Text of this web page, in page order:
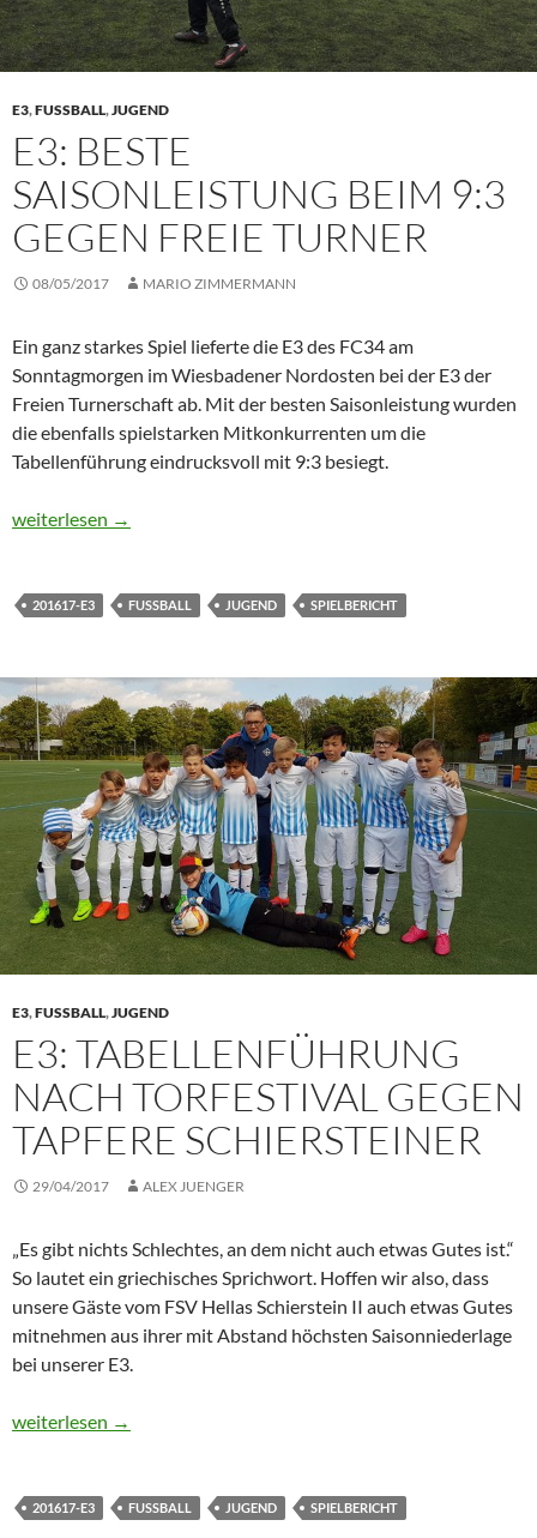
E3,FUSSBALL,JUGEND
E3: BESTE
SAISONLEISTUNG BEIM 9:3
GEGEN FREIE TURNER
08/05/2017 MARIO ZIMMERMANN
Ein ganz starkes Spiel lieferte die E3 des FC34 am
Sonntagmorgen im Wiesbadener Nordosten bei der E3 der
Freien Turnerschaft ab. Mit der besten Saisonleistung wurden
die ebenfalls spielstarken Mitkonkurrenten um die
Tabellenführung eindrucksvoll mit 9:3 besiegt.
E3: Beste Saisonleistung beim 9:3 gegen Freie Turner
weiterlesen →
201617-E3 FUSSBALL JUGEND SPIELBERICHT
E3,FUSSBALL,JUGEND
E3: TABELLENFÜHRUNG
NACH TORFESTIVAL GEGEN
TAPFERE SCHIERSTEINER
29/04/2017 ALEX JUENGER
„Es gibt nichts Schlechtes, an dem nicht auch etwas Gutes ist.“
So lautet ein griechisches Sprichwort. Hoffen wir also, dass
unsere Gäste vom FSV Hellas Schierstein II auch etwas Gutes
mitnehmen aus ihrer mit Abstand höchsten Saisonniederlage
bei unserer E3.
E3: Tabellenführung nach Torfestival gegen tapfere Schiersteiner
weiterlesen →
201617-E3 FUSSBALL JUGEND SPIELBERICHT